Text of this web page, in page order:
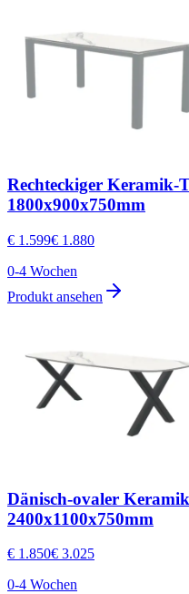
Rechteckiger Keramik-
1800x900x750mm
€ 1.599€ 1.880
0-4 Wochen
Produkt ansehen
Dänisch-ovaler
2400x1100x750mm
€ 1.850€ 3.025
0-4 Wochen